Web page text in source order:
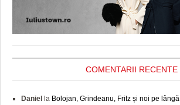
COMENTARII RECENTE
Daniel la Bolojan, Grindeanu, Fritz și noi pe